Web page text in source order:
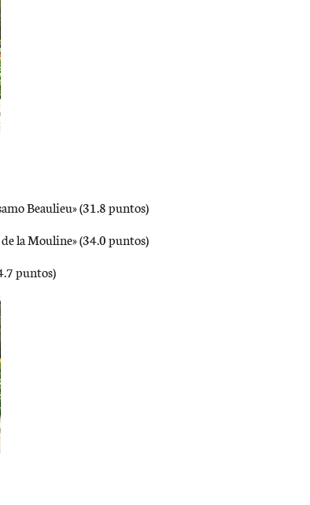
Beaulieu» (31.8 puntos)
la Mouline» (34.0 puntos)
puntos)